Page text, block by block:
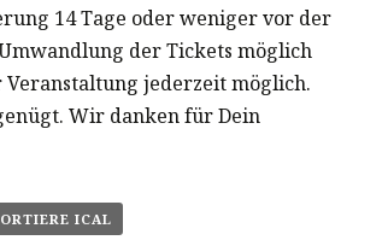
14 Tage oder weniger vor der
der Tickets möglich
jederzeit möglich.
Wir danken für Dein
ICAL